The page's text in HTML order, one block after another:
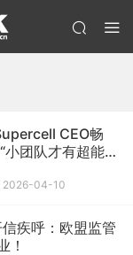
CEO畅
小团队才有超能
2026-04-10
疾呼：欧盟监管
！